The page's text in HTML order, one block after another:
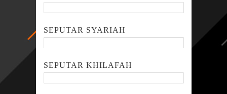
SEPUTAR SYARIAH
SEPUTAR KHILAFAH